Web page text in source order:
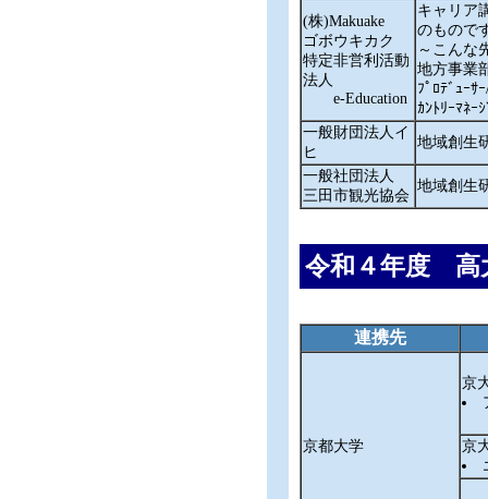
(株)Makuake
ゴボウキカク
特定非営利活動
法人
e-Education
キャリア
のもので
～こんな
地方事業
ﾌﾟﾛﾃﾞｭｰ
ｶﾝﾄﾘｰﾏﾈ
一般財団法人イ
ヒ
地域創生
一般社団法人
三田市観光協会
地域創生
令和４年度 高
連携先
京都大学
京
京